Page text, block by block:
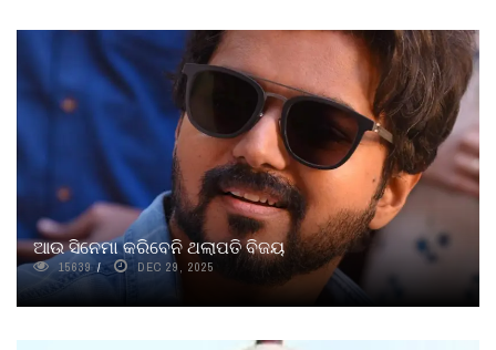
ଆଉ ସିନେମା କରିବେନି ଥଲାପତି ବିଜୟ
15639 DEC 29, 2025